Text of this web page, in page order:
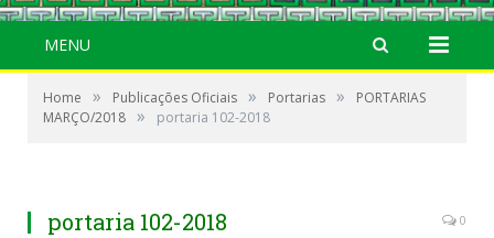
MENU
Home » Publicações Oficiais » Portarias »
PORTARIAS
MARÇO/2018 » portaria 102-2018
portaria 102-2018 0